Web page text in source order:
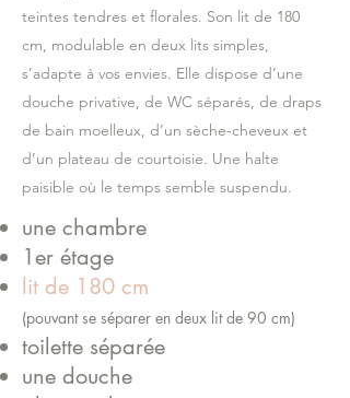
teintes tendres et florales. Son lit de 180
cm, modulable en deux lits simples,
s’adapte à vos envies. Elle dispose d’une
douche privative, de WC séparés, de draps
de bain moelleux, d’un sèche-cheveux et
d’un plateau de courtoisie. Une halte
paisible où le temps semble suspendu.
une chambre
1er étage
lit de 180 cm
(pouvant se séparer en deux lit de 90 cm)
toilette séparée
une douche